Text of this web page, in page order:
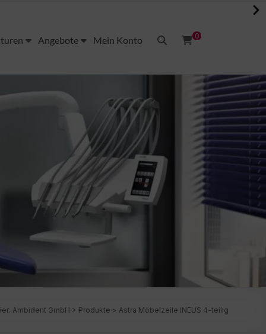
0
Angebote Mein Konto
Ambident GmbH > Produkte > Astra Möbelzeile INEUS 4-teilig